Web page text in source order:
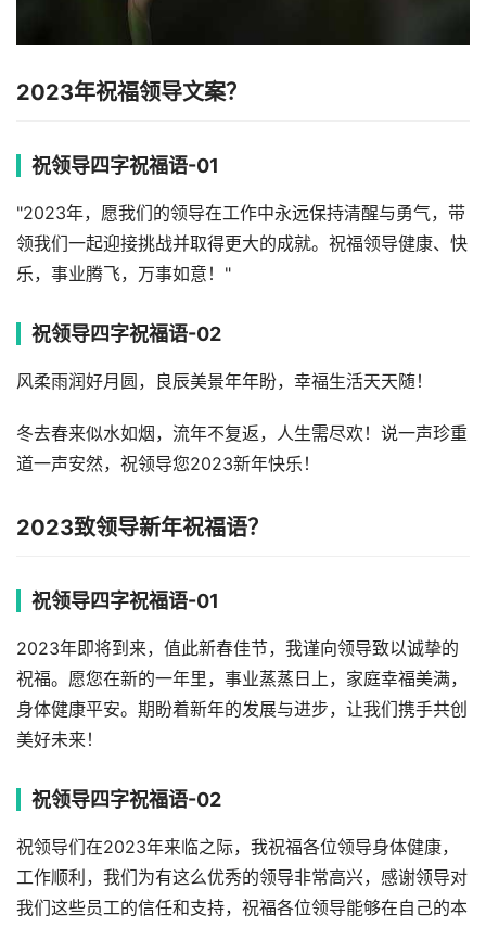
2023年祝福领导文案？
祝领导四字祝福语-01
"2023年，愿我们的领导在工作中永远保持清醒与勇气，带
领我们一起迎接挑战并取得更大的成就。祝福领导健康、快
乐，事业腾飞，万事如意！"
祝领导四字祝福语-02
风柔雨润好月圆，良辰美景年年盼，幸福生活天天随！
冬去春来似水如烟，流年不复返，人生需尽欢！说一声珍重
道一声安然，祝领导您2023新年快乐！
2023致领导新年祝福语？
祝领导四字祝福语-01
2023年即将到来，值此新春佳节，我谨向领导致以诚挚的
祝福。愿您在新的一年里，事业蒸蒸日上，家庭幸福美满，
身体健康平安。期盼着新年的发展与进步，让我们携手共创
美好未来！
祝领导四字祝福语-02
祝领导们在2023年来临之际，我祝福各位领导身体健康，
工作顺利，我们为有这么优秀的领导非常高兴，感谢领导对
我们这些员工的信任和支持，祝福各位领导能够在自己的本